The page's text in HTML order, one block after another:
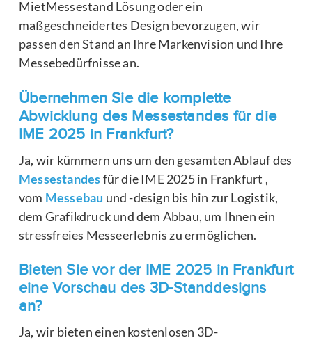
MietMessestand Lösung oder ein
maßgeschneidertes Design bevorzugen, wir
passen den Stand an Ihre Markenvision und Ihre
Messebedürfnisse an.
Übernehmen Sie die komplette
Abwicklung des Messestandes für die
IME 2025 in Frankfurt?
Ja, wir kümmern uns um den gesamten Ablauf des
Messestandesfür die IME 2025 in Frankfurt ,
vom Messebau und -design bis hin zur Logistik,
dem Grafikdruck und dem Abbau, um Ihnen ein
stressfreies Messeerlebnis zu ermöglichen.
Bieten Sie vor der IME 2025 in Frankfurt
eine Vorschau des 3D-Standdesigns
an?
Ja, wir bieten einen kostenlosen 3D-